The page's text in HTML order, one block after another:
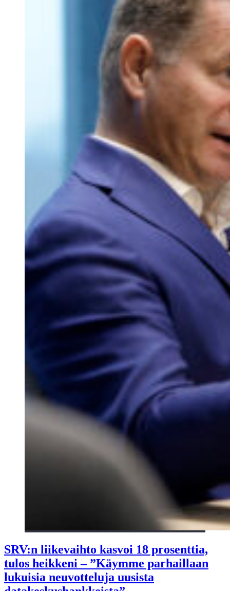
SRV:n liikevaihto kasvoi 18 prosenttia,
tulos heikkeni – ”Käymme parhaillaan
lukuisia neuvotteluja uusista